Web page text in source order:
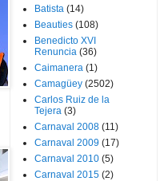
Batista (14)
Beauties (108)
Benedicto XVI
Renuncia (36)
Caimanera (1)
Camagüey (2502)
Carlos Ruiz de la
Tejera (3)
Carnaval 2008 (11)
Carnaval 2009 (17)
Carnaval 2010 (5)
Carnaval 2015 (2)